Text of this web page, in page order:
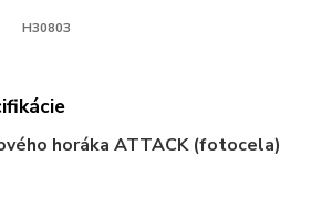
H30803
horáka ATTACK (fotocela)